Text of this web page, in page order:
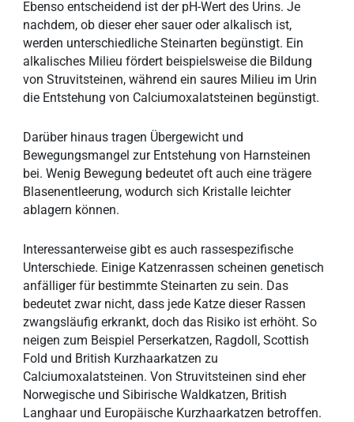
Ebenso entscheidend ist der pH-Wert des Urins. Je
nachdem, ob dieser eher sauer oder alkalisch ist,
werden unterschiedliche Steinarten begünstigt. Ein
alkalisches Milieu fördert beispielsweise die Bildung
von Struvitsteinen, während ein saures Milieu im Urin
die Entstehung von Calciumoxalatsteinen begünstigt.
Darüber hinaus tragen Übergewicht und
Bewegungsmangel zur Entstehung von Harnsteinen
bei. Wenig Bewegung bedeutet oft auch eine trägere
Blasenentleerung, wodurch sich Kristalle leichter
ablagern können.
Interessanterweise gibt es auch rassespezifische
Unterschiede. Einige Katzenrassen scheinen genetisch
anfälliger für bestimmte Steinarten zu sein. Das
bedeutet zwar nicht, dass jede Katze dieser Rassen
zwangsläufig erkrankt, doch das Risiko ist erhöht. So
neigen zum Beispiel Perserkatzen, Ragdoll, Scottish
Fold und British Kurzhaarkatzen zu
Calciumoxalatsteinen. Von Struvitsteinen sind eher
Norwegische und Sibirische Waldkatzen, British
Langhaar und Europäische Kurzhaarkatzen betroffen.